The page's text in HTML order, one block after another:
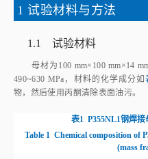
1 试验材料与方法
1.1 试验材料
母材为100 mm×100 mm×14
490~630 MPa，材料的化学成分如
物，然后使用丙酮清除表面油污。
表1 P355NL1钢焊接
Table 1 Chemical composition of
(mass